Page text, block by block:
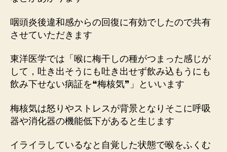
咽頭炎後違和感からの回復に有効でしたので共有
させていただきます
東洋医学では「喉に梅干しの種がつまった感じが
して，吐き出そうにも吐き出せず飲み込もうにも
飲み下せない病証を❝梅核気❞」といいます
梅核気は怒りやストレスが背景となりそこに呼吸
器や消化器の機能低下があると生じます
イライラしているなと自覚した状態で喉をふくむ